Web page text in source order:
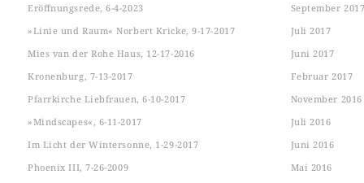
Eröffnungsrede, 6-4-2023
»Linie und Raum« Norbert Kricke, 9-17-2017
Mies van der Rohe Haus, 12-17-2016
Kronenburg, 7-13-2017
Pfarrkirche Liebfrauen, 6-10-2017
»Mindscapes«, 6-11-2017
Im Licht der Wintersonne, 1-29-2017
Phoenix III, 7-26-2009
September
Juli 2017
Juni 2017
Februar 2017
November 2016
Juli 2016
Juni 2016
Mai 2016